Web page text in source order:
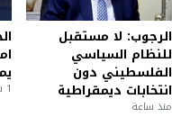
الرجوب: لا مستقبل
للنظام السياسي
الفلسطيني دون
انتخابات ديمقراطية
منذ ساعة
1 شهر ago